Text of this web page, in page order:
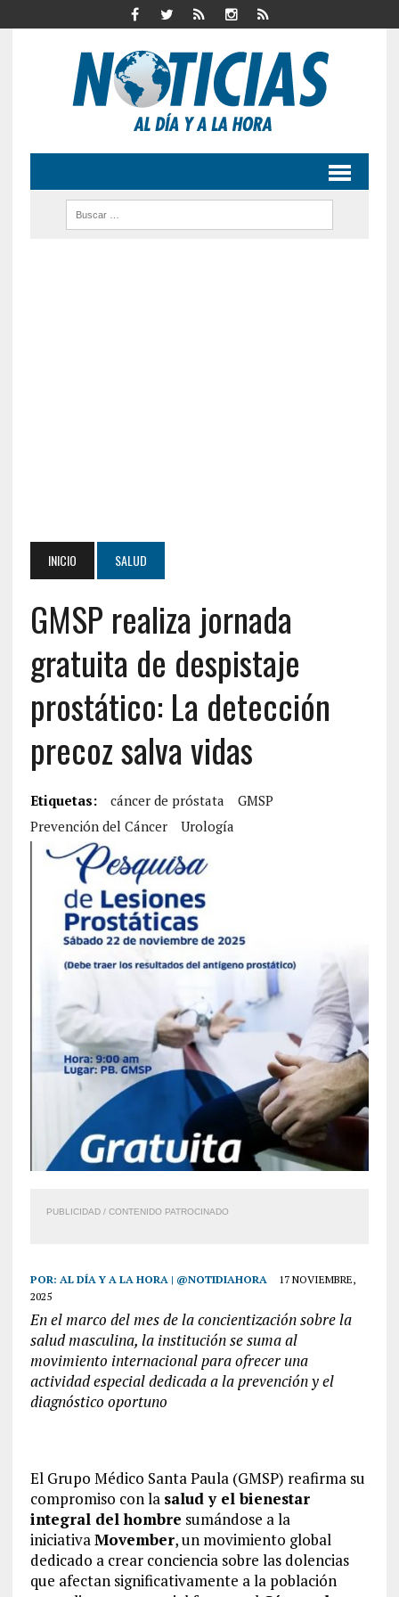
INICIO SALUD
GMSP realiza jornada
gratuita de despistaje
prostático: La detección
precoz salva vidas
Etiquetas: cáncer de próstata
GMSP
Prevención del Cáncer
Urología
PUBLICIDAD / CONTENIDO PATROCINADO
POR: AL DÍA Y A LA HORA | @NOTIDIAHORA
17 NOVIEMBRE,
2025
En el marco del mes de la concientización sobre la
salud masculina, la institución se suma al
movimiento internacional para ofrecer una
actividad especial dedicada a la prevención y el
diagnóstico oportuno
El Grupo Médico Santa Paula (GMSP) reafirma su
compromiso con la salud y el bienestar
integral del hombre sumándose a la
iniciativaMovember, un movimiento global
dedicado a crear conciencia sobre las dolencias
que afectan significativamente a la población